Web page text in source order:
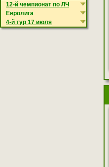
12-й чемпионат по ЛЧ
Евролига
4-й тур 17 июля